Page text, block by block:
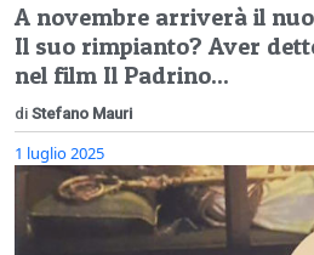
A novembre arriverà il
Il suo rimpianto? Aver
nel film Il Padrino...
di Stefano Mauri
1 luglio 2025